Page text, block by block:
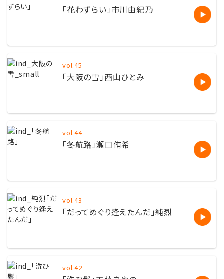
「花わずらい」市川由紀乃
vol.45
「大阪の雪」西山ひとみ
vol.44
「冬航路」瀬口侑希
vol.43
「だってめぐり逢えたんだ」純烈
vol.42